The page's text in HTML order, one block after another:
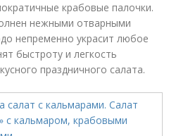
крабовые палочки.
нежными отварными
непременно украсит любое
быстроту и легкость
праздничного салата.